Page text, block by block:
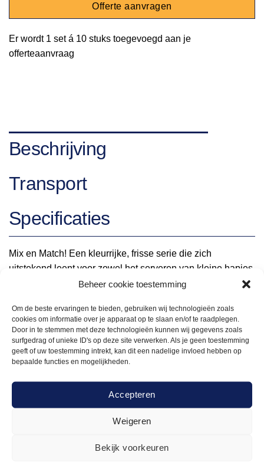
Beheer cookie toestemming
Om de beste ervaringen te bieden, gebruiken wij technologieën zoals
cookies om informatie over je apparaat op te slaan en/of te raadplegen.
Door in te stemmen met deze technologieën kunnen wij gegevens zoals
surfgedrag of unieke ID's op deze site verwerken. Als je geen toestemming
geeft of uw toestemming intrekt, kan dit een nadelige invloed hebben op
bepaalde functies en mogelijkheden.
Accepteren
Weigeren
Bekijk voorkeuren
Offerte aanvragen
Er wordt 1 setá 10 stuks toegevoegd aan je
offerteaanvraag
Beschrijving
Transport
Specificaties
Mix en Match! Een kleurrijke, frisse serie die zich
uitstekend leent voor zowel het serveren van kleine hapjes
als grote gerechten. De compleetheid van het Jersey
worden voor een breed scala aan horecaconcepten. Van
streetfood en shared dining tot hotel-restaurants en fine
dining. Jersey zorgt altijd voor een fraaie, kleurrijke
aanvulling van uw concept.